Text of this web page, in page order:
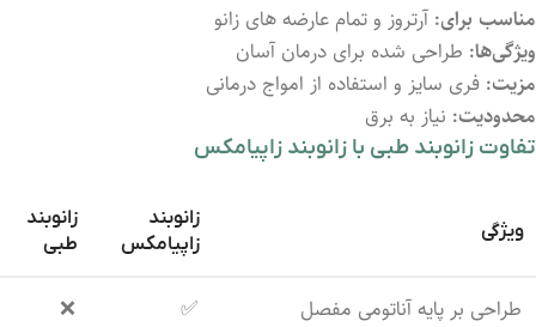
مناسب برای: آرتروز و تمام عارضه های زانو
ویژگی‌ها: طراحی شده برای درمان آسان
مزیت: فری سایز و استفاده از امواج درمانی
محدودیت: نیاز به برق
تفاوت زانوبند طبی با زانوبند زاپیامکس
ویژگی
زانوبند
زاپیامکس
زانوبند
طبی
طراحی بر پایهآناتومی مفصل ✅
❌